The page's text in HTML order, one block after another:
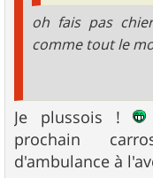
oh fais pas
comme tout le
Je plussois !
prochain
d'ambulance à